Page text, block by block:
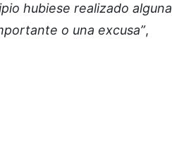
hubiese realizado alguna
o una excusa”,